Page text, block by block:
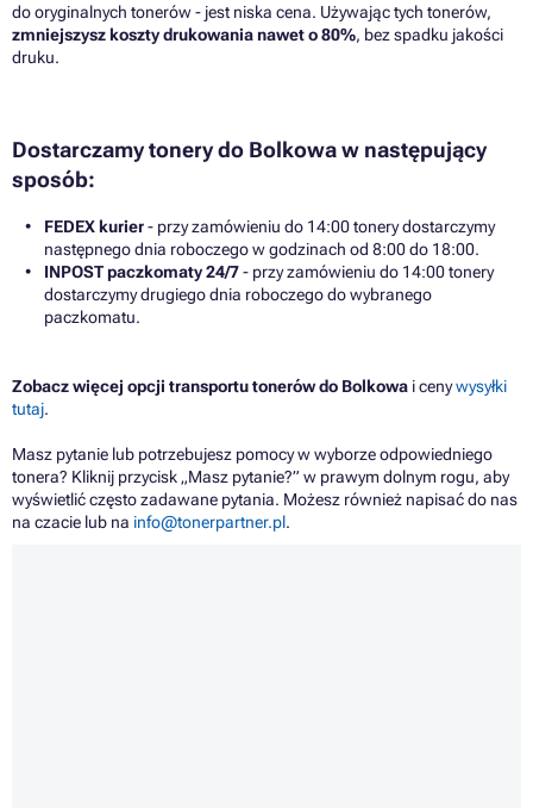
do oryginalnych tonerów - jest niska cena. Używając tych tonerów,
zmniejszysz koszty drukowania nawet o 80%, bez spadku jakości
druku.
Dostarczamy tonery do Bolkowa w następujący
sposób:
FEDEX kurier- przy zamówieniu do 14:00 tonery dostarczymy
następnego dnia roboczego w godzinach od 8:00 do 18:00.
INPOST paczkomaty 24/7- przy zamówieniu do 14:00 tonery
dostarczymy drugiego dnia roboczego do wybranego
paczkomatu.
Zobacz więcej opcji transportu tonerów do Bolkowa i cenywysyłki
tutaj.
Masz pytanie lub potrzebujesz pomocy w wyborze odpowiedniego
tonera? Kliknij przycisk „Masz pytanie?” w prawym dolnym rogu, aby
wyświetlić często zadawane pytania. Możesz również napisać do nas
na czacie lub na info@tonerpartner.pl.